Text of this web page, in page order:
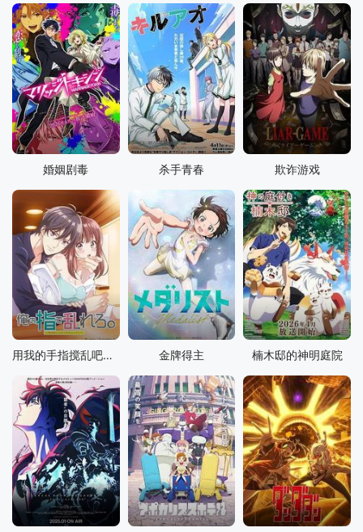
婚姻剧毒 杀手青春 欺诈游戏
用我的手指搅乱吧~打烊后仅剩二人的沙龙~ 金牌得主 楠木邸的神明庭院